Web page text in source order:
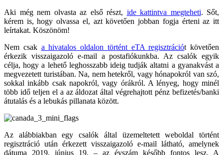
Aki még nem olvasta az első részt, ide kattintva megteheti. Sőt,
kérem is, hogy olvassa el, azt követően jobban fogja érteni az itt
leírtakat. Köszönöm!
Nem csak a hivatalos oldalon történt eTA regisztrációt követően
érkezik visszaigazoló e-mail a postafiókunkba. Az csalók egyik
célja, hogy a lehető leghosszabb ideig tudják altatni a gyanakvást a
megvezetett turistában. Na, nem hetekről, vagy hónapokról van szó,
sokkal inkább csak napokról, vagy órákról. A lényeg, hogy minél
több idő teljen el a az áldozat által végrehajtott pénz befizetés/banki
átutalás és a lebukás pillanata között.
Az alábbiakban egy csalók által üzemeltetett weboldal történt
regisztráció után érkezett visszaigazoló e-mail látható, amelynek
dátuma 2019. június 19. – az évszám később fontos lesz. A